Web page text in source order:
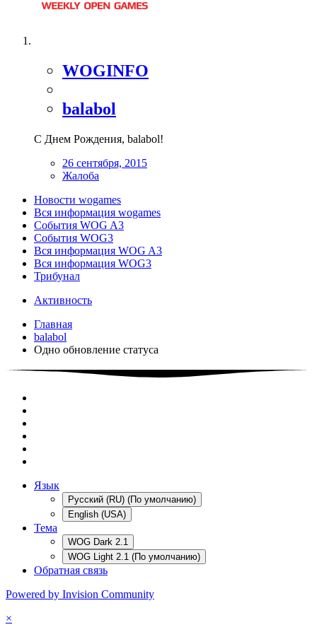
WOGINFO
balabol
С Днем Рождения, balabol!
26 сентября, 2015
Жалоба
Новости wogames
Вся информация wogames
События WOG A3
События WOG3
Вся информация WOG A3
Вся информация WOG3
Трибунал
Активность
Главная
balabol
Одно обновление статуса
Язык
Русский (RU) (По умолчанию)
English (USA)
Тема
WOG Dark 2.1
WOG Light 2.1 (По умолчанию)
Обратная связь
Powered by Invision Community
×